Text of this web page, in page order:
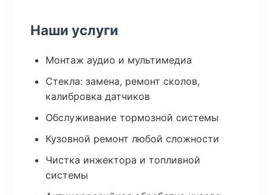
Наши услуги
Монтаж аудио и мультимедиа
Стекла: замена, ремонт сколов,
калибровка датчиков
Обслуживание тормозной системы
Кузовной ремонт любой сложности
Чистка инжектора и топливной
системы